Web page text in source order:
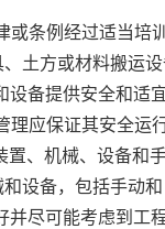
条例经过适当培
方或材料搬运设
备提供安全和适
应保证其安全运
机械、设备和
设备，包括手动和
尽可能考虑到工